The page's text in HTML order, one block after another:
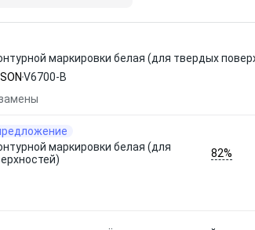
маркировки белая (для твердых
V6700-B
маркировки белая (для
82%